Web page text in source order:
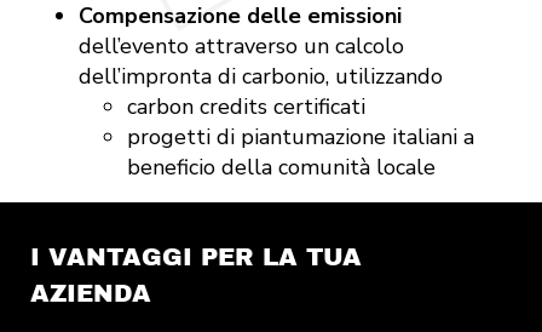
Compensazione delle emissioni
dell’evento attraverso un calcolo
dell’impronta di carbonio, utilizzando
carbon credits certificati
progetti di piantumazione italiani a
beneficio della comunità locale
I VANTAGGI PER LA TUA
AZIENDA